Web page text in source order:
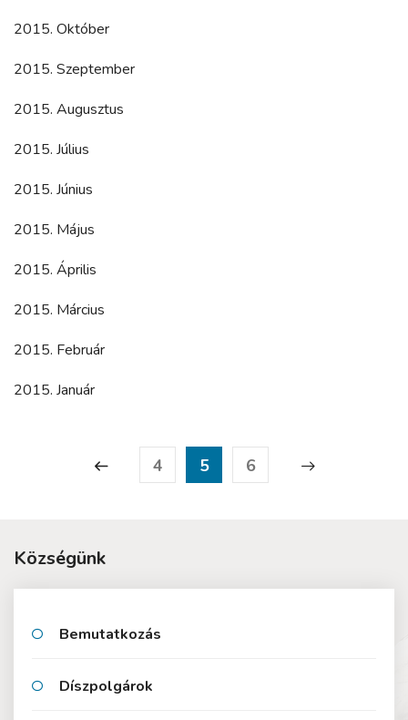
2015. Október
2015. Szeptember
2015. Augusztus
2015. Július
2015. Június
2015. Május
2015. Április
2015. Március
2015. Február
2015. Január
4 5 6
Községünk
Bemutatkozás
Díszpolgárok